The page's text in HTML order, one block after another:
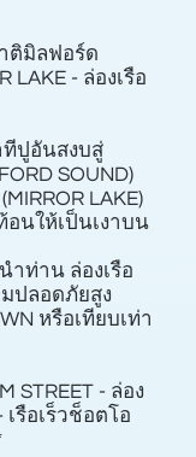
ติมิลฟอร์ด
LAKE - ล่องเรือ
ทีปูอันสงบสู่
SOUND)
LAKE)
นให้เป็นเงาบน
าท่าน ล่องเรือ
มปลอดภัยสูง
หรือเทียบเท่า
STREET - ล่อง
เรือเร็วช็อตโอ